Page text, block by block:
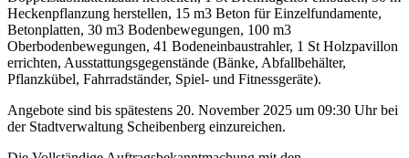
Heckenpflanzung herstellen, 15 m3 Beton für Einzelfundamente,
Betonplatten, 30 m3 Bodenbewegungen, 100 m3
Oberbodenbewegungen, 41 Bodeneinbaustrahler, 1 St Holzpavillon
errichten, Ausstattungsgegenstände (Bänke, Abfallbehälter,
Pflanzkübel, Fahrradständer, Spiel- und Fitnessgeräte).
Angebote sind bis spätestens 20. November 2025 um 09:30 Uhr bei
der Stadtverwaltung Scheibenberg einzureichen.